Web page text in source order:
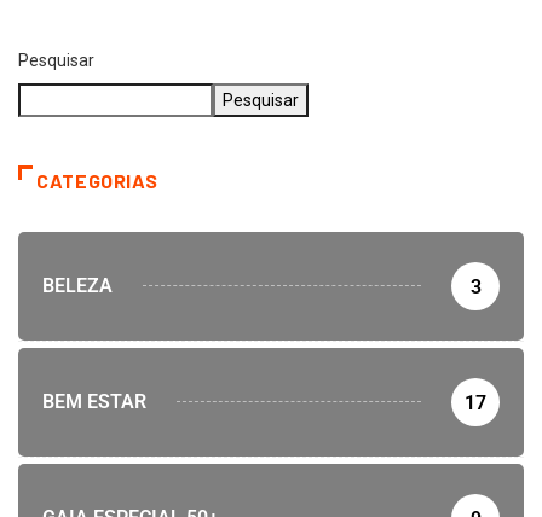
Pesquisar
Pesquisar
CATEGORIAS
BELEZA 3
BEM ESTAR 17